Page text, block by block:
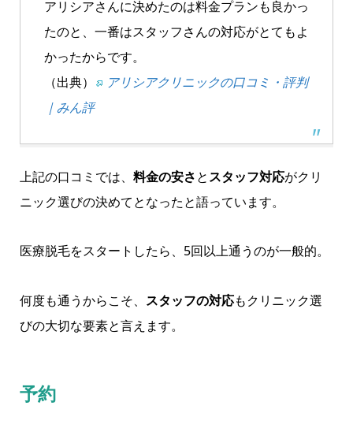
アリシアさんに決めたのは料金プランも良かっ
たのと、一番はスタッフさんの対応がとてもよ
かったからです。
（出典）
アリシアクリニックの口コミ・評判
｜みん評
上記の口コミでは、 料金の安さとスタッフ対応がクリ
ニック選びの決めてとなったと語っています。
医療脱毛をスタートしたら、5回以上通うのが一般的。
何度も通うからこそ、 スタッフの対応もクリニック選
びの大切な要素と言えます。
予約